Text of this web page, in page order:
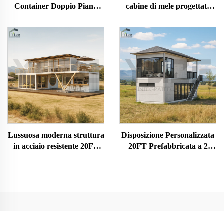
Container Doppio Piano
Bar in vendita
cabine di mele progettate
campeggio
Lussuosa moderna struttura
in acciaio resistente 20FT
Disposizione Personalizzata
20FT Prefabbricata a 2